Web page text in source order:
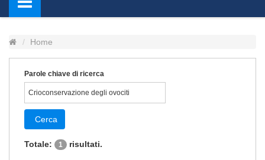
Home
Parole chiave di ricerca
Cerca
Totale: 1 risultati.